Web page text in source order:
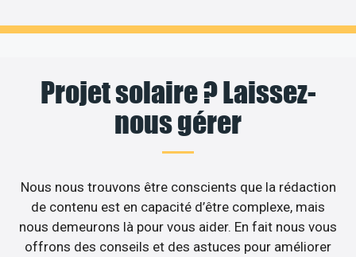
Projet solaire ? Laissez-
nous gérer
Nous nous trouvons être conscients que la rédaction
de contenu est en capacité d’être complexe, mais
nous demeurons là pour vous aider. En fait nous vous
offrons des conseils et des astuces pour améliorer